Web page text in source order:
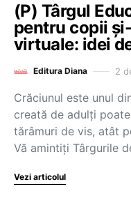
(P) Târgul
pentru copii
virtuale: idei
Editura Diana 2
Crăciunul este unul
creată de adulți
tărâmuri de vis, atât
Vă amintiți Târgurile
Vezi articolul